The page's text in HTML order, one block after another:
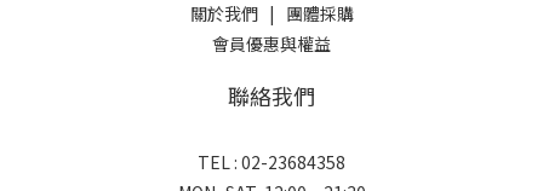
關於我們| 團體採購
會員優惠與權益
聯絡我們
TEL : 02-23684358